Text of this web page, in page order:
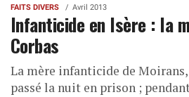
FAITS DIVERS Avril 2013
Infanticide en Isère : la
Corbas
La mère infanticide de Moirans,
passé la nuit en prison ;